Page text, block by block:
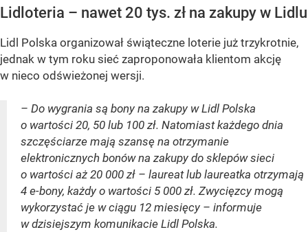
Lidloteria – nawet 20 tys. zł na zakupy w Lidlu
Lidl Polska organizował świąteczne loterie już trzykrotnie,
jednak w tym roku sieć zaproponowała klientom akcję
w nieco odświeżonej wersji.
– Do wygrania są bony na zakupy w Lidl Polska
o wartości 20, 50 lub 100 zł. Natomiast każdego dnia
szczęściarze mają szansę na otrzymanie
elektronicznych bonów na zakupy do sklepów sieci
o wartości aż 20 000 zł – laureat lub laureatka otrzymają
4 e-bony, każdy o wartości 5 000 zł. Zwycięzcy mogą
wykorzystać je w ciągu 12 miesięcy – informuje
w dzisiejszym komunikacie Lidl Polska.